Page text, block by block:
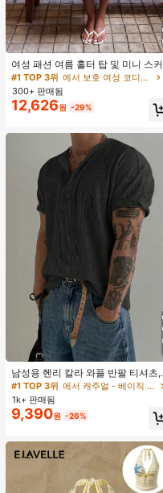
여성 패션 여름 홀터 탑 및 미니 스커
트 세트, 저녁 데이트, 연회, 파티에 적
합, 화이트 우아한, 데이트 나이트
#1 TOP 3위
에서 보호 여성 코디네이터
10+ 명 "좋아함"
#1 TOP 3위
에서 보호 여성 코디네이터
10+ 명 "좋아함"
#1 TOP 3위
에서 보호 여성 코디네이터
10+ 명 "좋아함"
#1 TOP 3위
300+ 판매됨
12,626원 -29%
남성용 헨리 칼라 와플 반팔 티셔츠,
가볍고 통기성이 좋은 기본 티, 미국
미니멀리스트 스타일, 모든 계절에 적
합
#1 TOP 3위
에서 캐주얼 - 베이직 남성 상의
1k+ 판매됨
9,390원 -26%